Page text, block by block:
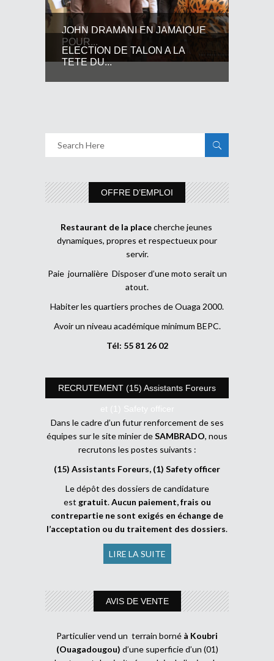
JOHN DRAMANI EN JAMAIQUE
POUR...
ELECTION DE TALON A LA
TETE DU...
OFFRE D’EMPLOI
Restaurant de la placecherche jeunes
dynamiques, propres et respectueux pour
servir.
Paie journalière Disposer d’une moto serait un
atout.
Habiter les quartiers proches de Ouaga 2000.
Avoir un niveau académique minimum BEPC.
Tél: 55 81 26 02
RECRUTEMENT (15) Assistants Foreurs
et (1) Safety officer
Dans le cadre d’un futur renforcement de ses
équipes sur le site minier deSAMBRADO, nous
recrutons les postes suivants :
(15) Assistants Foreurs, (1) Safety officer
Le dépôt des dossiers de candidature
est gratuit.Aucun paiement, frais ou
contrepartie ne sont exigés en échange de
l’acceptation ou du traitement des dossiers.
LIRE LA SUITE
AVIS DE VENTE
Particulier vend un terrain borné à Koubri
(Ouagadougou) d’une superficie d’un (01)